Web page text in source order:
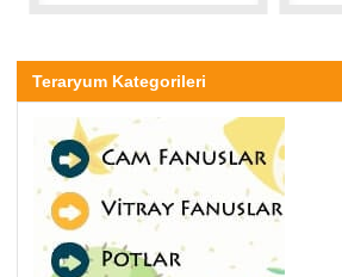
Teraryum Kategorileri